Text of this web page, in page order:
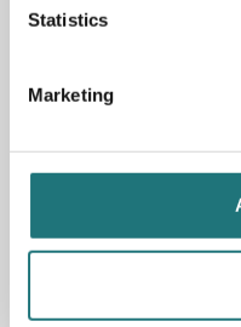
Statistics
Marketing
Stängt
E-post:
Se